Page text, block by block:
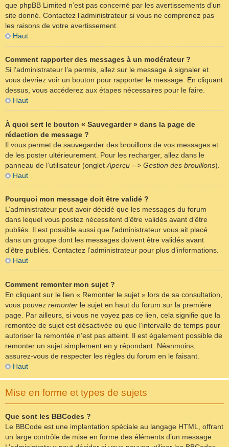
que phpBB Limited n’est pas concerné par les avertissements d’un
site donné. Contactez l’administrateur si vous ne comprenez pas
les raisons de votre avertissement.
Haut
Comment rapporter des messages à un modérateur ?
Si l’administrateur l’a permis, allez sur le message à signaler et
vous devriez voir un bouton pour rapporter le message. En cliquant
dessus, vous accéderez aux étapes nécessaires pour le faire.
Haut
À quoi sert le bouton « Sauvegarder » dans la page de
rédaction de message ?
Il vous permet de sauvegarder des brouillons de vos messages et
de les poster ultérieurement. Pour les recharger, allez dans le
panneau de l’utilisateur (onglet Aperçu --> Gestion des brouillons).
Haut
Pourquoi mon message doit être validé ?
L’administrateur peut avoir décidé que les messages du forum
dans lequel vous postez nécessitent d’être validés avant d’être
publiés. Il est possible aussi que l’administrateur vous ait placé
dans un groupe dont les messages doivent être validés avant
d’être publiés. Contactez l’administrateur pour plus d’informations.
Haut
Comment remonter mon sujet ?
En cliquant sur le lien « Remonter le sujet » lors de sa consultation,
vous pouvez remonter le sujet en haut du forum sur la première
page. Par ailleurs, si vous ne voyez pas ce lien, cela signifie que la
remontée de sujet est désactivée ou que l’intervalle de temps pour
autoriser la remontée n’est pas atteint. Il est également possible de
remonter un sujet simplement en y répondant. Néanmoins,
assurez-vous de respecter les règles du forum en le faisant.
Haut
Mise en forme et types de sujets
Que sont les BBCodes ?
Le BBCode est une implantation spéciale au langage HTML, offrant
un large contrôle de mise en forme des éléments d’un message.